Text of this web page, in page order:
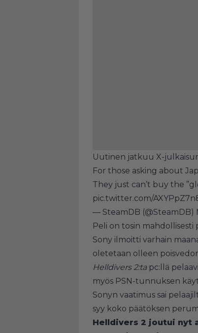
Uutinen jatkuu X-
For those asking about
They just can’t buy the
pic.twitter.com/
— SteamDB (@SteamDB)
Peli on tosin mahdollisesti
Sony ilmoitti varhain
oletetaan olleen
Helldivers 2:ta pc:llä
myös PSN-tunnuksen
Sonyn vaatimus sai
syy koko päätöksen
Helldivers 2 joutui nyt